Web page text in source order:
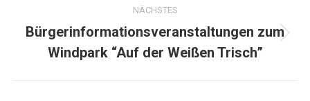
NÄCHSTES
Nächster
Beitrag:
Bürgerinformationsveranstaltungen zum
Windpark “Auf der Weißen Trisch”